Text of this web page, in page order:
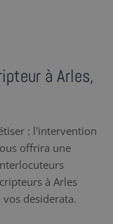
à Arles,
: l'intervention
offrira une
à Arles
desiderata.